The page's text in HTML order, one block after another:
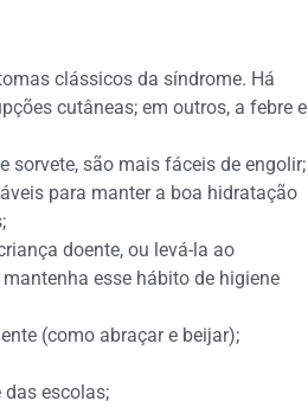
clássicos da síndrome. Há
cutâneas; em outros, a febre e
sorvete, são mais fáceis de engolir;
para manter a boa hidratação
doente, ou levá-la ao
esse hábito de higiene
(como abraçar e beijar);
escolas;